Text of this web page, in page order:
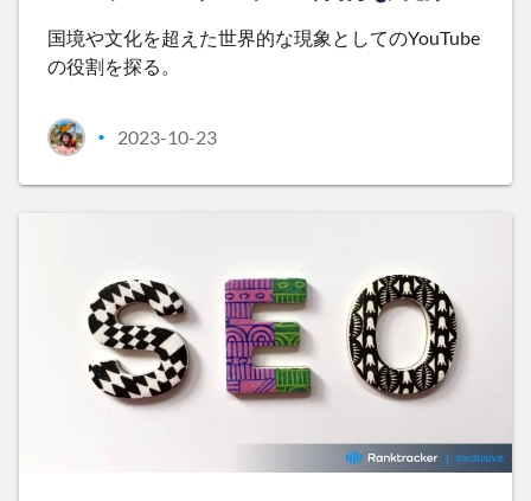
国境や文化を超えた世界的な現象としてのYouTube
の役割を探る。
• 2023-10-23